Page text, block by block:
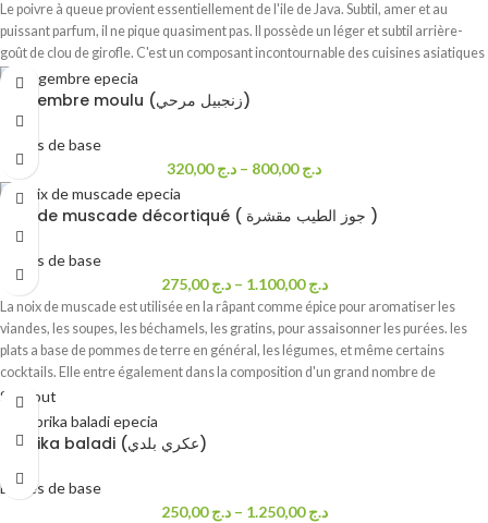
Le poivre à queue provient essentiellement de l'ile de Java. Subtil, amer et au
puissant parfum, il ne pique quasiment pas. Il possède un léger et subtil arrière-
goût de clou de girofle. C'est un composant incontournable des cuisines asiatiques
Gingembre moulu (زنجبيل مرحي)
Epices de base
د.ج320,00 – د.ج800,00
Noix de muscade décortiqué ( جوز الطيب مقشرة )
Epices de base
د.ج275,00 – د.ج1.100,00
La noix de muscade est utilisée en la râpant comme épice pour aromatiser les
viandes, les soupes, les béchamels, les gratins, pour assaisonner les purées. les
plats a base de pommes de terre en général, les légumes, et même certains
cocktails. Elle entre également dans la composition d'un grand nombre de
mélanges d'épices, notamment le curry de Madras. Ainsi, vous pourrez l'utiliser
dans presque toutes vos marinades. En tant qu'épice, la noix de muscade
s'ajoute en petite quantité à la fin d'une préparation pour relever les saveurs. Elle
noix de muscade fait partie intégrante de la sauce curry et de la béchamel. Elle
peut assaisonner un grand nombre de plats tant que celle-ci est bien dosée
Sold out
Paprika baladi (عكري بلدي)
Epices de base
د.ج250,00 – د.ج1.250,00